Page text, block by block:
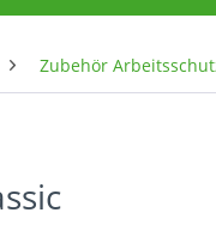
Zubehör